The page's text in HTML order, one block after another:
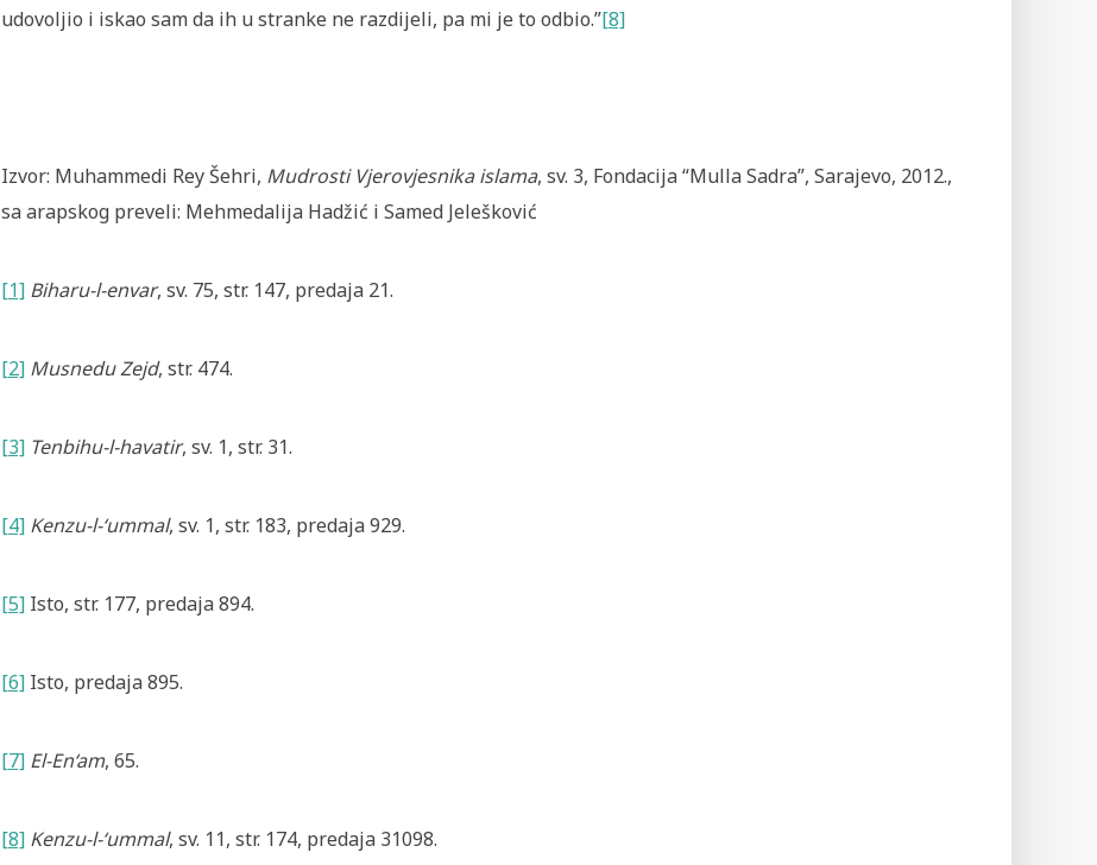
udovoljio i iskao sam da ih u stranke ne razdijeli, pa mi je to odbio.”[8]
Izvor: Muhammedi Rey Šehri, Mudrosti Vjerovjesnika islama, sv. 3, Fondacija “Mulla Sadra”, Sarajevo, 2012.,
sa arapskog preveli: Mehmedalija Hadžić i Samed Jelešković
[1] Biharu-l-envar, sv. 75, str. 147, predaja 21.
[2] Musnedu Zejd, str. 474.
[3] Tenbihu-l-havatir, sv. 1, str. 31.
[4] Kenzu-l-‘ummal, sv. 1, str. 183, predaja 929.
[5] Isto, str. 177, predaja 894.
[6] Isto, predaja 895.
[7] El-En‘am, 65.
[8] Kenzu-l-‘ummal, sv. 11, str. 174, predaja 31098.